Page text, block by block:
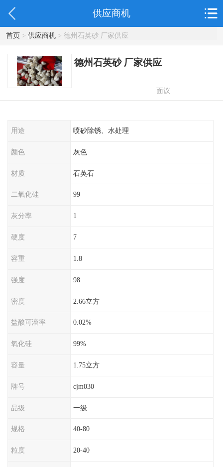
供应商机
首页> 供应商机> 德州石英砂 厂家供应
德州石英砂 厂家供应
面议
用途 喷砂除锈、水处理
颜色 灰色
材质 石英石
二氧化硅 99
灰分率 1
硬度 7
容重 1.8
强度 98
密度 2.66立方
盐酸可溶率 0.02%
氧化硅 99%
容量 1.75立方
牌号 cjm030
品级 一级
规格 40-80
粒度 20-40